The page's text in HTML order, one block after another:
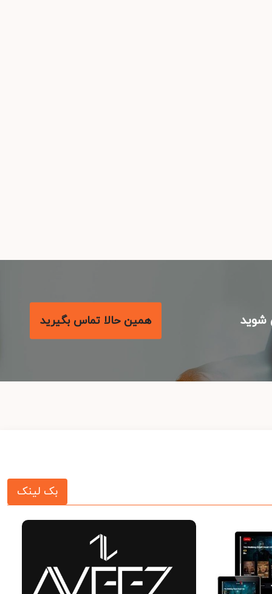
همین حالا تماس بگیرید
بک لینک